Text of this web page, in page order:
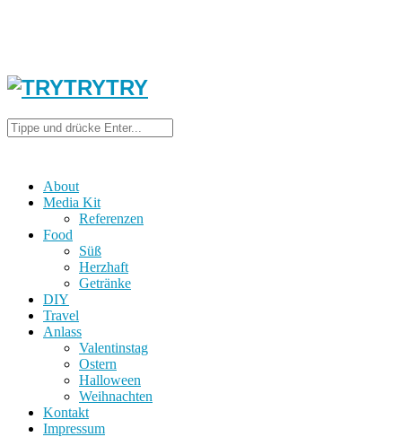
About
Media Kit
Referenzen
Food
Süß
Herzhaft
Getränke
DIY
Travel
Anlass
Valentinstag
Ostern
Halloween
Weihnachten
Kontakt
Impressum